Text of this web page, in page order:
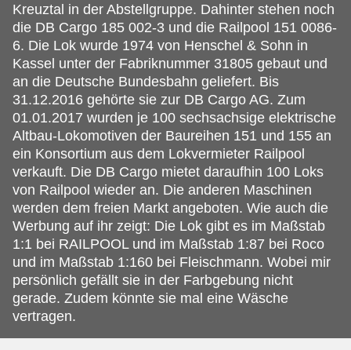
Kreuztal in der Abstellgruppe. Dahinter stehen noch
die DB Cargo 185 002-3 und die Railpool 151 0086-
6. Die Lok wurde 1974 von Henschel & Sohn in
Kassel unter der Fabriknummer 31805 gebaut und
an die Deutsche Bundesbahn geliefert. Bis
31.12.2016 gehörte sie zur DB Cargo AG. Zum
01.01.2017 wurden je 100 sechsachsige elektrische
Altbau-Lokomotiven der Baureihen 151 und 155 an
ein Konsortium aus dem Lokvermieter Railpool
verkauft. Die DB Cargo mietet daraufhin 100 Loks
von Railpool wieder an. Die anderen Maschinen
werden dem freien Markt angeboten. Wie auch die
Werbung auf ihr zeigt: Die Lok gibt es im Maßstab
1:1 bei RAILPOOL und im Maßstab 1:87 bei Roco
und im Maßstab 1:160 bei Fleischmann. Wobei mir
persönlich gefällt sie in der Farbgebung nicht
gerade. Zudem könnte sie mal eine Wäsche
vertragen.